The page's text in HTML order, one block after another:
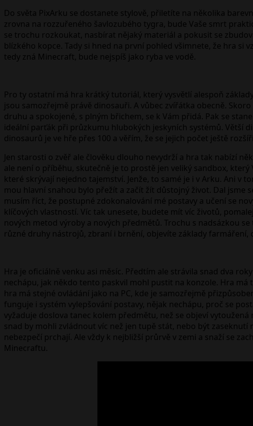
Do světa PixArku se dostanete stylově, přiletíte na několika
zrovna na rozzuřeného šavlozubého tygra, bude Vaše smrt
se trochu rozkoukat, nasbírat nějaký materiál a pokusit se
blízkého kopce. Tady si hned na první pohled všimnete, že hra si
tedy zná Minecraft, bude nejspíš jako ryba ve vodě.
Pro ty ostatní má hra krátký tutoriál, který vysvětlí alespoň
jsou samozřejmě právě dinosauři. A vůbec zvířátka obecně.
druhu a spokojené, s plným břichem, se k Vám přidá. Pak se
ideální parťák při průzkumu hlubokých jeskyních systémů. Větší
dinosaurů je ve hře přes 100 a věřím, že se jejich počet ještě
Jen starosti o zvěř ale člověku dlouho nevydrží a hra tak nabízí
ale není o příběhu, skutečně je to prostě jen veliký sandbox,
které skrývají nejedno tajemství. Jenže, to samé je i v Arku. Ani v
mou hlavní snahou bylo přežít a začít žít důstojný život. Dal jsme
musím říct, že postupné zdokonalování mé postavy a učení se
klíčových vlastností. Víc tak unesete, budete mít víc životů,
nových metod výroby a nových předmětů. Trochu s nadsázkou
různé druhy nástrojů, zbraní i brnění, objevíte základy farmáření,
Hra je oficiálně venku asi měsíc. Předtím ale strávila snad dva
nechápu, jak někdo tento paskvil mohl pustit na konzole. Hra
hra má stejné ovládání jako na PC, kde je samozřejmě
funguje i systém vylepšování postavy, nějak nechápu, proč se
vyžaduje doslova tanec kolem předmětu, než se objeví
snad by mohli zvládnout víc než jen tupě stát, nebo být
nebezpečí prchají. Ale vždy k nejbližší průrvě v zemi a snaží se
Minecraftu.